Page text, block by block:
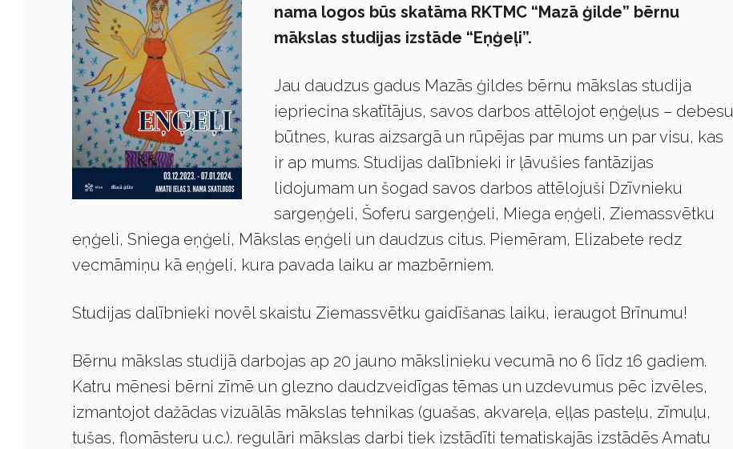
nama logos būs skatāma RKTMC “Mazā ģilde” bērnu
mākslas studijas izstāde “Eņģeļi”.
Jau daudzus gadus Mazās ģildes bērnu mākslas studija
iepriecina skatītājus, savos darbos attēlojot eņģeļus – debesu
būtnes, kuras aizsargā un rūpējas par mums un par visu, kas
ir ap mums. Studijas dalībnieki ir ļāvušies fantāzijas
lidojumam un šogad savos darbos attēlojuši Dzīvnieku
sargeņģeli, Šoferu sargeņģeli, Miega eņģeli, Ziemassvētku
eņģeli, Sniega eņģeli, Mākslas eņģeli un daudzus citus. Piemēram, Elizabete redz
vecmāmiņu kā eņģeli, kura pavada laiku ar mazbērniem.
Studijas dalībnieki novēl skaistu Ziemassvētku gaidīšanas laiku, ieraugot Brīnumu!
Bērnu mākslas studijā darbojas ap 20 jauno mākslinieku vecumā no 6 līdz 16 gadiem.
Katru mēnesi bērni zīmē un glezno daudzveidīgas tēmas un uzdevumus pēc izvēles,
izmantojot dažādas vizuālās mākslas tehnikas (guašas, akvareļa, eļļas pasteļu, zīmuļu,
tušas, flomāsteru u.c.). regulāri mākslas darbi tiek izstādīti tematiskajās izstādēs Amatu